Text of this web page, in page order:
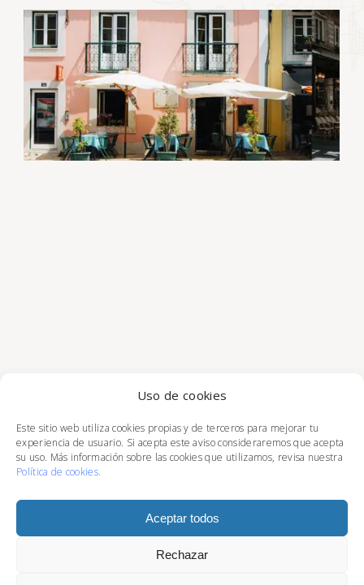
Uso de cookies
Este sitio web utiliza cookies propias y de terceros para mejorar tu
experiencia de usuario. Si acepta este aviso consideraremos que acepta
su uso. Más información sobre las cookies que utilizamos, revisa nuestra
Política de cookies.
Aceptar todos
Rechazar
Copyright ©2023 TARTAS NIA •Calle Cardenal
28002 MADRID